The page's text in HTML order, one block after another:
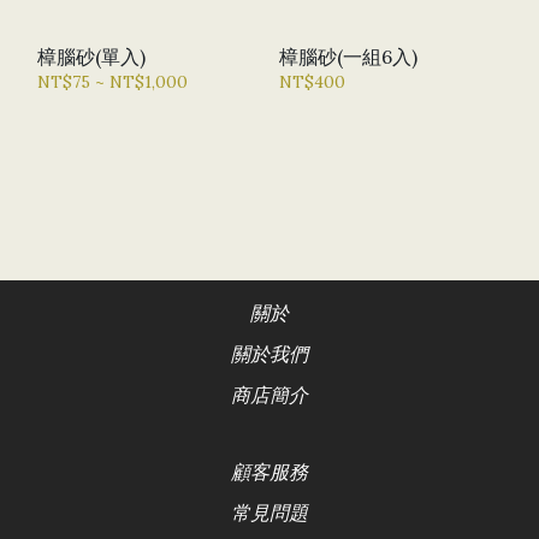
樟腦砂(單入)
NT$75 ~ NT$1,000
樟腦砂(一組6入)
NT$400
關於
關於我們
商店簡介
顧客服務
常見問題